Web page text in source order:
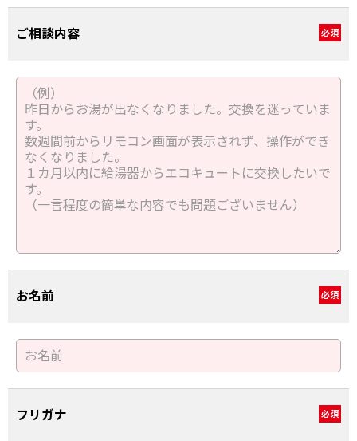
ご相談内容 必須
お名前 必須
フリガナ 必須